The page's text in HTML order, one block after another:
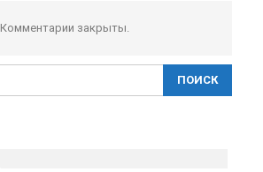
Комментарии закрыты.